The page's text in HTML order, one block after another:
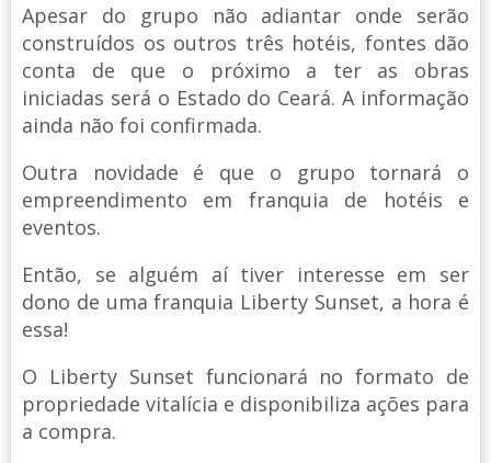
Apesar do grupo não adiantar onde serão
construídos os outros três hotéis, fontes dão
conta de que o próximo a ter as obras
iniciadas será o Estado do Ceará. A informação
ainda não foi confirmada.
Outra novidade é que o grupo tornará o
empreendimento em franquia de hotéis e
eventos.
Então, se alguém aí tiver interesse em ser
dono de uma franquia Liberty Sunset, a hora é
essa!
O Liberty Sunset funcionará no formato de
propriedade vitalícia e disponibiliza ações para
a compra.